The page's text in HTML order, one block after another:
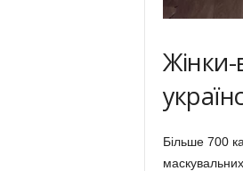
Більше 700